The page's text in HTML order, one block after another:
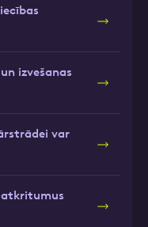
izvešanas
var
atkritumus